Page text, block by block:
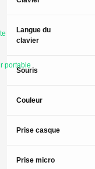
portable
Langue du
clavier
Souris
Couleur
Prise casque
Prise micro